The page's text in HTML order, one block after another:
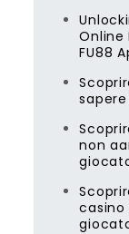
Online
FU88
non